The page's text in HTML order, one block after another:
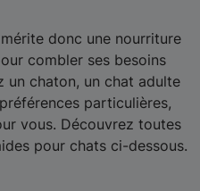
donc une nourriture
combler ses besoins
un chaton, un chat adulte
particulières,
vous. Découvrez toutes
pour chats ci-dessous.